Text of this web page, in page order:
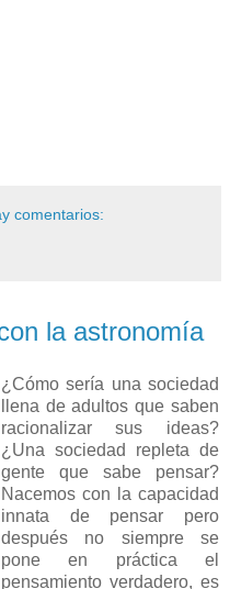
comentarios:
la astronomía
¿ Cómo sería una sociedad
llena de adultos que saben
racionalizar sus ideas?
¿Una sociedad repleta de
gente que sabe pensar?
Nacemos con la capacidad
innata de pensar pero
después no siempre se
pone en práctica el
pensamiento verdadero, es